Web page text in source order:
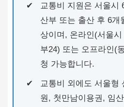
교통비 지원은 서울시
산부 또는 출산 후 6개
상이며, 온라인(서울
부24) 또는 오프라인(
청 가능합니다.
교통비 외에도 서울형
원, 첫만남이용권, 임